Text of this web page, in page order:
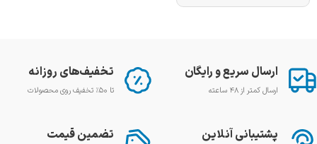
ارسال سریع و رایگان
ارسال کمتر از ۴۸ ساعته
تخفیف‌های روزانه
تا ۵۰٪ تخفیف روی محصولات
پشتیبانی آنلاین تضمین قیمت